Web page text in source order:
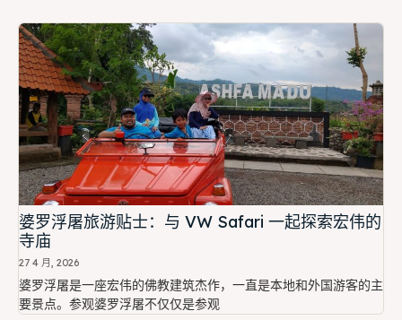
婆罗浮屠旅游贴士：与 VW Safari 一起探索宏伟的
寺庙
27 4 月, 2026
婆罗浮屠是一座宏伟的佛教建筑杰作，一直是本地和外国游客的主
要景点。参观婆罗浮屠不仅仅是参观